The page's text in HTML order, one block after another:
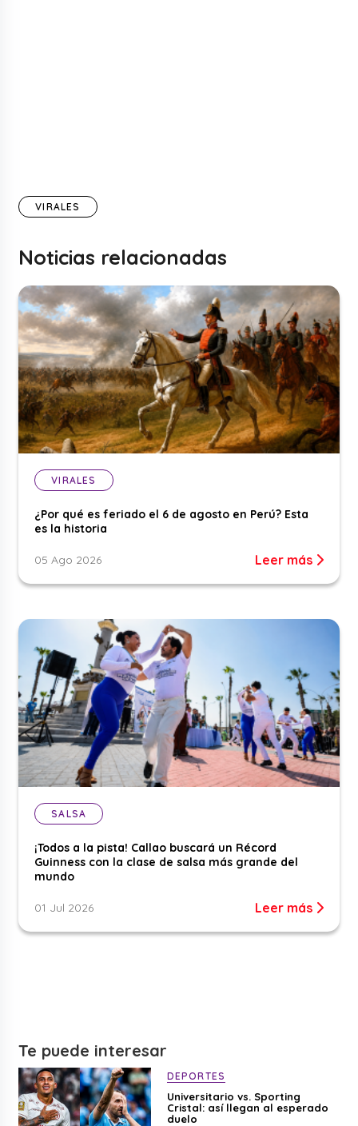
VIRALES
Noticias relacionadas
VIRALES
¿Por qué es feriado el 6 de agosto en Perú? Esta
es la historia
05 Ago 2026 Leer más
SALSA
¡Todos a la pista! Callao buscará un Récord
Guinness con la clase de salsa más grande del
mundo
01 Jul 2026 Leer más
Te puede interesar
DEPORTES
Universitario vs. Sporting
Cristal: así llegan al esperado
duelo